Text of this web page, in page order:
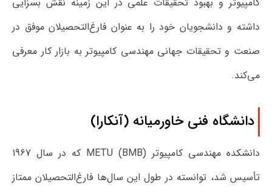
داشته و دانشجویان خود را به عنوان فارغ‌التحصیلان موفق در
صنعت و تحقیقات جهانی مهندسی کامپیوتر به بازار کار معرفی
می‌کند.
دانشگاه فنی خاورمیانه (آنکارا)
دانشکده مهندسی کامپیوتر METU (BMB) که در سال 1967
تأسیس شد، توانسته در طول این سال‌ها فارغ‌التحصیلان ممتاز